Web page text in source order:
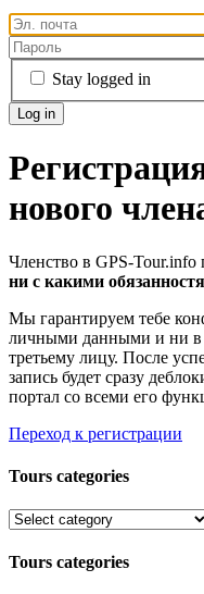
Stay logged in
нового
Членство в GPS-Tour.info
ни с какими
Мы гарантируем тебе
личными данными и ни в
третьему лицу. После
запись будет сразу
портал со всеми его
Переход к регистрации
Tours categories
Tours categories